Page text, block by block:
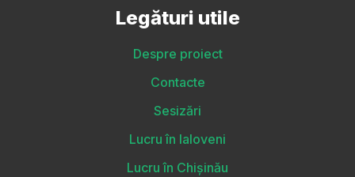
Legături utile
Despre proiect
Contacte
Sesizări
Lucru în Ialoveni
Lucru în Chișinău